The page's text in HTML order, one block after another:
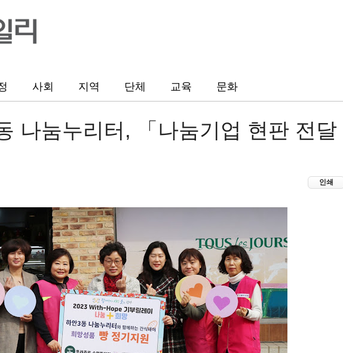
사회 지역 단체 교육 문화
나눔누리터, 「나눔기업 현판 전달
인쇄